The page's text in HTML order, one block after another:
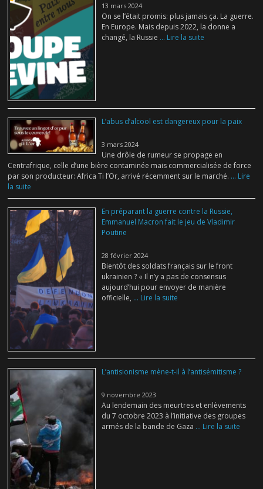
13 mars 2024
On se l’était promis: plus jamais ça. La guerre.
En Europe. Mais depuis 2022, la donne a
changé, la Russie ... Lire la suite
L’abus d’alcool est dangereux pour la paix
3 mars 2024
Une drôle de rumeur se propage en
Centrafrique, celle d’une bière contaminée mais commercialisée de force
par son producteur: Africa Ti l’Or, arrivé récemment sur le marché. ... Lire
la suite
En préparant la guerre contre la Russie,
Emmanuel Macron fait le jeu de Vladimir
Poutine
28 février 2024
Bientôt des soldats français sur le front
ukrainien ? « Il n’y a pas de consensus
aujourd’hui pour envoyer de manière
officielle, ... Lire la suite
L’antisionisme mène-t-il à l’antisémitisme ?
9 novembre 2023
Au lendemain des meurtres et enlèvements
du 7 octobre 2023 à l’initiative des groupes
armés de la bande de Gaza ... Lire la suite